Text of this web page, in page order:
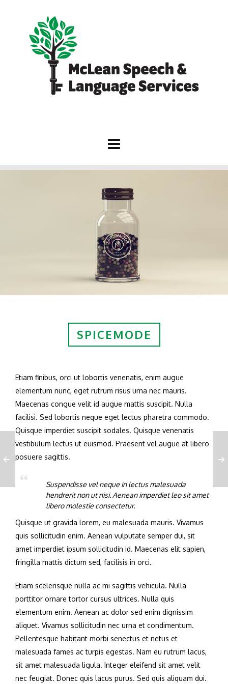
SPICEMODE
Etiam finibus, orci ut lobortis venenatis, enim augue
elementum nunc, eget rutrum risus urna nec mauris.
Maecenas congue velit id augue mattis suscipit. Nulla
facilisi. Sed lobortis neque eget lectus pharetra commodo.
Quisque imperdiet suscipit sodales. Quisque venenatis
vestibulum lectus ut euismod. Praesent vel augue at libero
posuere sagittis.
Suspendisse vel neque in lectus malesuada
hendrerit non ut nisi. Aenean imperdiet leo sit amet
libero molestie consectetur.
Quisque ut gravida lorem, eu malesuada mauris. Vivamus
quis sollicitudin enim. Aenean vulputate semper dui, sit
amet imperdiet ipsum sollicitudin id. Maecenas elit sapien,
fringilla mattis dictum sed, facilisis in orci.
Etiam scelerisque nulla ac mi sagittis vehicula. Nulla
porttitor ornare tortor cursus ultrices. Nulla quis
elementum enim. Aenean ac dolor sed enim dignissim
aliquet. Vivamus sollicitudin nec urna et condimentum.
Pellentesque habitant morbi senectus et netus et
malesuada fames ac turpis egestas. Nam eu rutrum lacus,
sit amet malesuada ligula. Integer eleifend sit amet velit
nec feugiat. Donec quis lacus purus. Sed quis aliquam dui.